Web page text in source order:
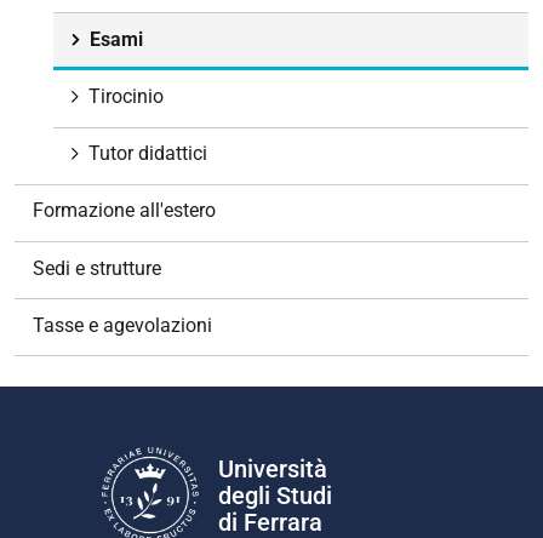
Esami
Tirocinio
Tutor didattici
Formazione all'estero
Sedi e strutture
Tasse e agevolazioni
Università
degli Studi
di Ferrara